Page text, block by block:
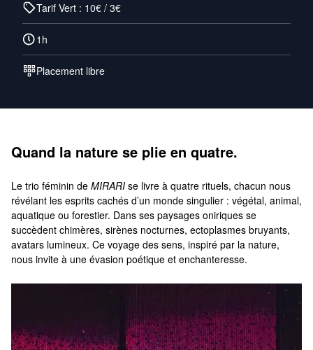
Tarif Vert : 10€ / 3€
1h
Placement libre
Quand la nature se plie en quatre.
Le trio féminin de MIRARI se livre à quatre rituels, chacun nous
révélant les esprits cachés d’un monde singulier : végétal, animal,
aquatique ou forestier. Dans ses paysages oniriques se
succèdent chimères, sirènes nocturnes, ectoplasmes bruyants,
avatars lumineux. Ce voyage des sens, inspiré par la nature,
nous invite à une évasion poétique et enchanteresse.